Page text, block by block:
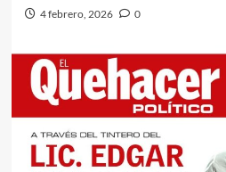
4 febrero, 2026 0